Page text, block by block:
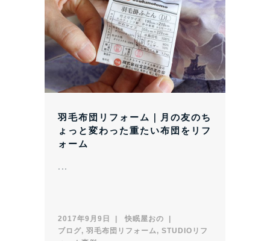
羽毛布団リフォーム｜月の友のち
ょっと変わった重たい布団をリフ
ォーム
2017年9月9日
快眠屋おの
ブログ, 羽毛布団リフォーム, STUDIOリフ